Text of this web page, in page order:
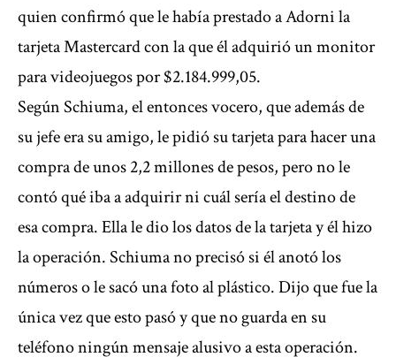
quien confirmó que le había prestado a Adorni la
tarjeta Mastercard con la que él adquirió un monitor
para videojuegos por $2.184.999,05.
Según Schiuma, el entonces vocero, que además de
su jefe era su amigo, le pidió su tarjeta para hacer una
compra de unos 2,2 millones de pesos, pero no le
contó qué iba a adquirir ni cuál sería el destino de
esa compra. Ella le dio los datos de la tarjeta y él hizo
la operación. Schiuma no precisó si él anotó los
números o le sacó una foto al plástico. Dijo que fue la
única vez que esto pasó y que no guarda en su
teléfono ningún mensaje alusivo a esta operación.